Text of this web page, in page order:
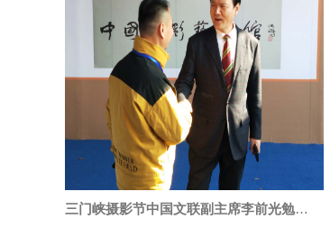
三门峡摄影节中国文联副主席李前光勉励“我的